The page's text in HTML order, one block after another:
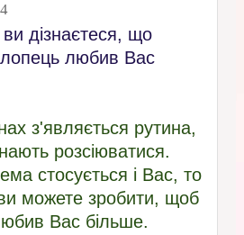
дізнаєтеся, що
любив Вас
з'являється рутина,
розсіюватися.
стосується і Вас, то
можете зробити, щоб
Вас більше.